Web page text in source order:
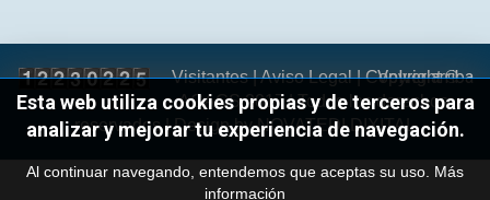
Volver arriba
Visitantes |Aviso Legal| Copyright ©
AGACS 2017 | Todos los derechos
reservados | Design byNOVATEDI DIXITAL
Esta web utiliza cookies propias y de terceros para
analizar y mejorar tu experiencia de navegación.
Al continuar navegando, entendemos que aceptas su uso. Más
información